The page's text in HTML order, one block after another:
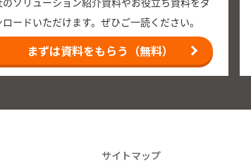
ロードいただけます。ぜひご一読ください。
まずは資料をもらう（無料）
サイトマップ